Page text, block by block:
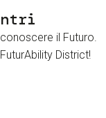
il Futuro.
District!